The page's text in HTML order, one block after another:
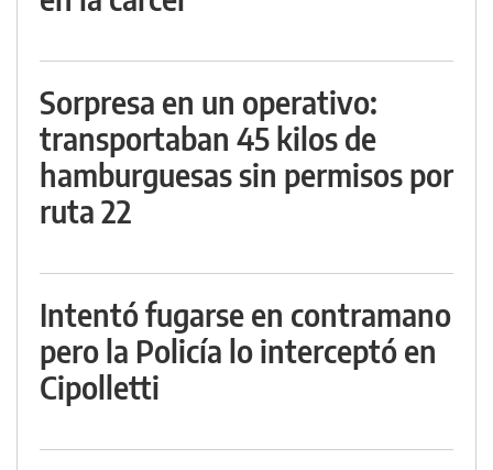
Sorpresa en un operativo:
transportaban 45 kilos de
hamburguesas sin permisos por
ruta 22
Intentó fugarse en contramano
pero la Policía lo interceptó en
Cipolletti